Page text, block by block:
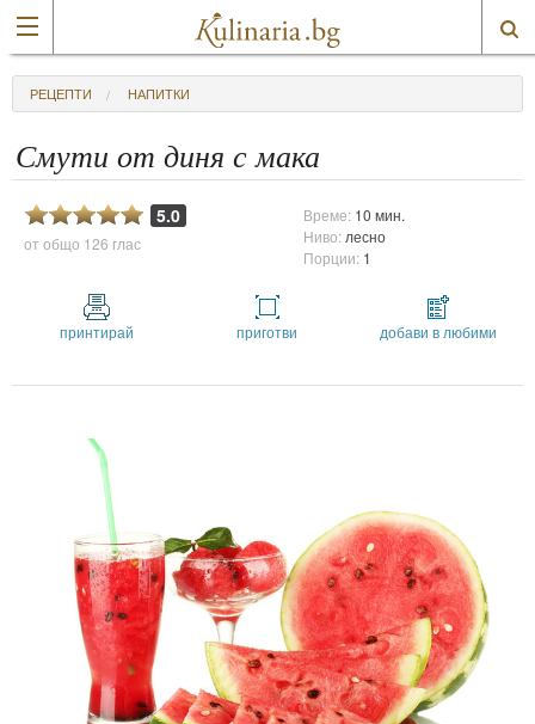
РЕЦЕПТИ НАПИТКИ
Смути от диня с мака
5.0
от общо 126 глас
Време: 10 мин.
Ниво: лесно
Порции: 1
принтирай приготви добави в любими